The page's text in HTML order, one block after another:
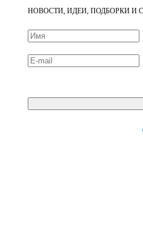
НОВОСТИ, ИДЕИ, ПОДБОРКИ И